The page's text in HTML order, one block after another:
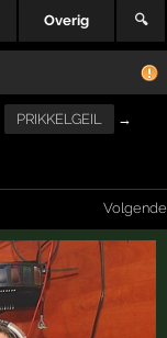
Overig 🔍
PRIKKELGEIL →
Volgende